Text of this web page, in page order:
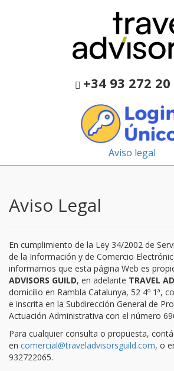
+34 93 272 20
Aviso legal
Aviso Legal
En cumplimiento de la Ley 34/2002 de
de la Información y de Comercio
informamos que esta página Web es
ADVISORS GUILD, en adelante TRAVEL
domicilio en Rambla Catalunya, 52 4º 1ª,
e inscrita en la Subdirección General de
Actuación Administrativa con el número
Para cualquier consulta o propuesta,
en comercial@traveladvisorsguild.com, o
932722065.